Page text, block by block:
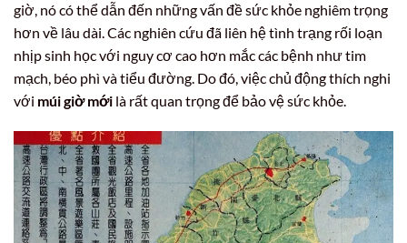
giờ, nó có thể dẫn đến những vấn đề sức khỏe nghiêm trọng
hơn về lâu dài. Các nghiên cứu đã liên hệ tình trạng rối loạn
nhịp sinh học với nguy cơ cao hơn mắc các bệnh như tim
mạch, béo phì và tiểu đường. Do đó, việc chủ động thích nghi
với múi giờ mới là rất quan trọng để bảo vệ sức khỏe.